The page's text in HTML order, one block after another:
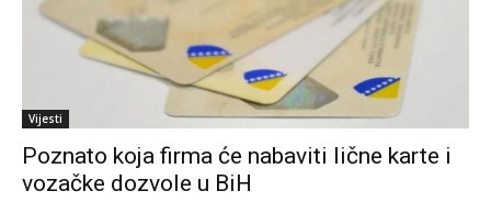
Vijesti
Poznato koja firma će nabaviti lične karte i
vozačke dozvole u BiH